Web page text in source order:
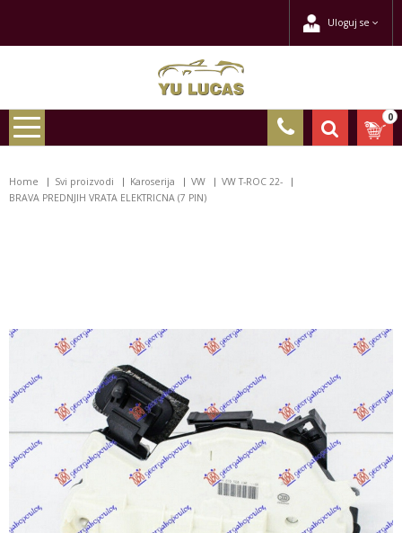
Uloguj se
0
Home Svi proizvodi Karoserija VW
VW T-ROC 22-
BRAVA PREDNJIH VRATA ELEKTRICNA (7 PIN)